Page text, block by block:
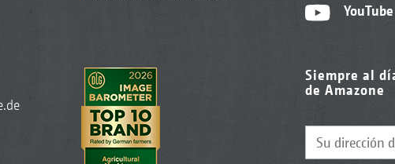
YouTube
Siempre al
de Amazone